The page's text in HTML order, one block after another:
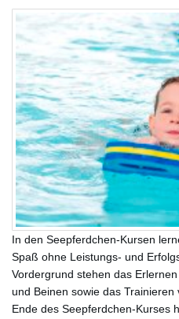
In den Seepferdchen-Kursen
Spaß ohne Leistungs- und
Vordergrund stehen das
und Beinen sowie das
Ende des Seepferdchen-Kurses